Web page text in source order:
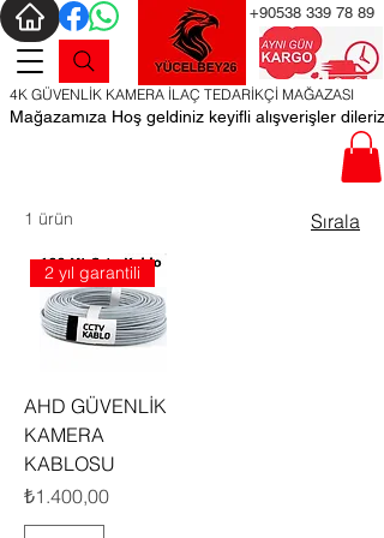
‪‪+90538 339 78 89
Mağazamıza Hoş geldiniz keyifli alışverişler dileriz
4K GÜVENLİK KAMERA İLAÇ TEDARİKÇİ MAĞAZASI
1 ürün Sırala
2 yıl garantili
AHD GÜVENLİK
KAMERA
KABLOSU
Fiyat
₺1.400,00